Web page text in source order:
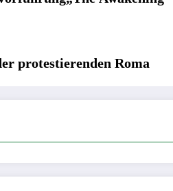
protestierenden Roma